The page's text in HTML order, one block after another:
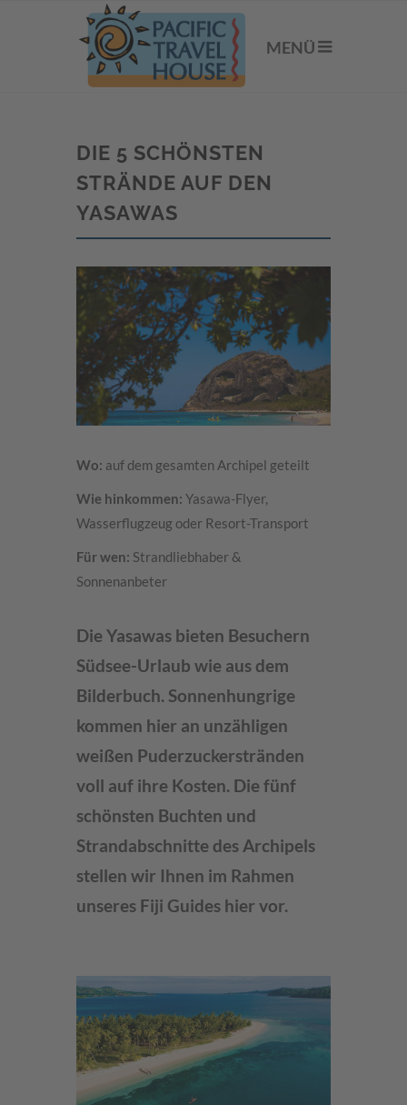
MENÜ
DIE 5 SCHÖNSTEN
STRÄNDE AUF DEN
YASAWAS
Wo: auf dem gesamten Archipel geteilt
Wie hinkommen: Yasawa-Flyer,
Wasserflugzeug oder Resort-Transport
Für wen: Strandliebhaber &
Sonnenanbeter
Die Yasawas bieten Besuchern
Südsee-Urlaub wie aus dem
Bilderbuch. Sonnenhungrige
kommen hier an unzähligen
weißen Puderzuckerstränden
voll auf ihre Kosten. Die fünf
schönsten Buchten und
Strandabschnitte des Archipels
stellen wir Ihnen im Rahmen
unseres Fiji Guides hier vor.